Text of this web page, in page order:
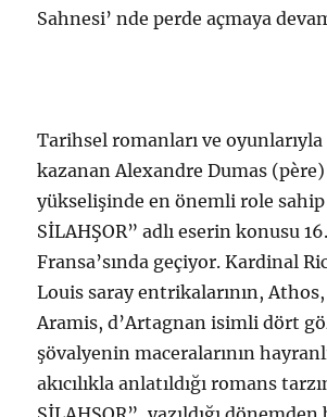
Sahnesi’ nde perde açmaya
Tarihsel romanları ve oyunlarıyla
kazanan Alexandre Dumas (père)
yükselişinde en önemli role sahip
SİLAHŞOR” adlı eserin konusu
Fransa’sında geçiyor. Kardinal
Louis saray entrikalarının,
Aramis, d’Artagnan isimli dört
şövalyenin maceralarının
akıcılıkla anlatıldığı romans